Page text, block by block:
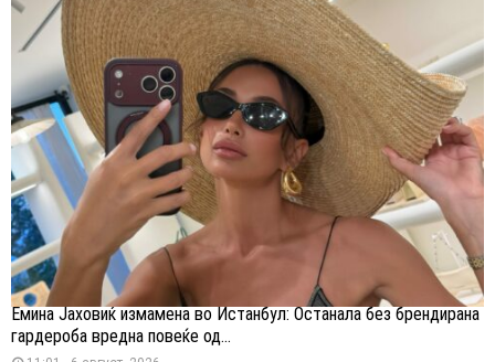
Емина Јаховиќ измамена во Истанбул: Останала без брендирана
гардероба вредна повеќе од...